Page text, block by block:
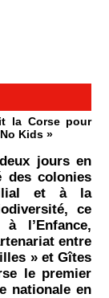
la Corse pour
Kids »
jours en
des colonies
et à la
ce
l’Enfance,
entre
» et Gîtes
le premier
nationale en